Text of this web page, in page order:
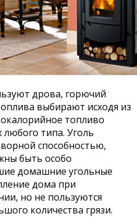
дрова, горючий
выбирают исходя из
топливо
любого типа. Уголь
способностью,
быть особо
домашние угольные
дома при
но не пользуются
количества грязи.